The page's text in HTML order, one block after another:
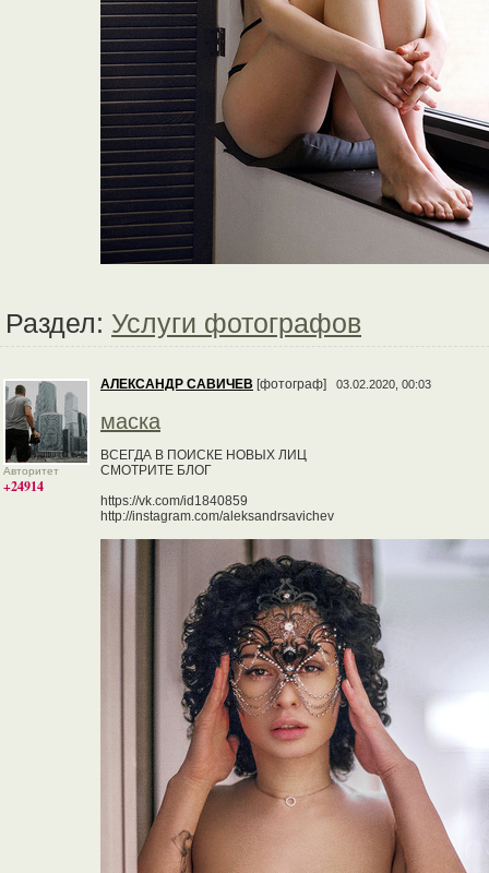
Раздел: Услуги фотографов
Авторитет
+24914
АЛЕКСАНДР САВИЧЕВ [фотограф] 03.02.2020, 00:03
маска
ВСЕГДА В ПОИСКЕ НОВЫХ ЛИЦ
СМОТРИТЕ БЛОГ
https://vk.com/id1840859
http://instagram.com/aleksandrsavichev